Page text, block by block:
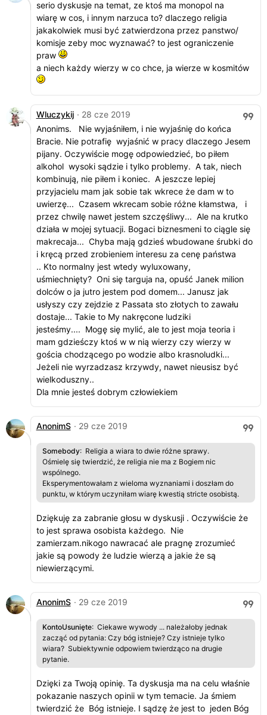
serio dyskusje na temat, ze ktoś ma monopol na
wiarę w cos, i innym narzuca to? dlaczego religia
jakakolwiek musi być zatwierdzona przez panstwo/
komisje zeby moc wyznawać? to jest ograniczenie
praw
a niech każdy wierzy w co chce, ja wierze w kosmitów
Wluczykij · 28 cze 2019
Anonims. Nie wyjaśniłem, i nie wyjaśnię do końca
Bracie. Nie potrafię wyjaśnić w pracy dlaczego Jesem
pijany. Oczywiście mogę odpowiedzieć, bo piłem
alkohol wysoki sądzie i tylko problemy. A tak, niech
kombinują, nie piłem i koniec. A jeszcze lepiej
przyjacielu mam jak sobie tak wkrece że dam w to
uwierzę... Czasem wkrecam sobie różne kłamstwa, i
przez chwilę nawet jestem szczęśliwy... Ale na krutko
działa w mojej sytuacji. Bogaci biznesmeni to ciągle się
makrecaja... Chyba mają gdzieś wbudowane śrubki do
i kręcą przed zrobieniem interesu za cenę państwa
.. Kto normalny jest wtedy wyluxowany,
uśmiechnięty? Oni się targuja na, opuść Janek milion
dolców o ja jutro jestem pod domem... Janusz jak
usłyszy czy zejdzie z Passata sto złotych to zawału
dostaje... Takie to My nakręcone ludziki
jesteśmy.... Mogę się mylić, ale to jest moja teoria i
mam gdzieśczy ktoś w w nią wierzy czy wierzy w
gościa chodzącego po wodzie albo krasnoludki...
Jeżeli nie wyrzadzasz krzywdy, nawet nieusisz być
wielkoduszny..
Dla mnie jesteś dobrym człowiekiem
AnonimS · 29 cze 2019
Somebody: Religia a wiara to dwie różne sprawy.
Ośmielę się twierdzić, że religia nie ma z Bogiem nic
wspólnego.
Eksperymentowałam z wieloma wyznaniami i doszłam do
punktu, w którym uczyniłam wiarę kwestią stricte osobistą.
Dziękuję za zabranie głosu w dyskusji . Oczywiście że
to jest sprawa osobista każdego. Nie
zamierzam.nikogo nawracać ale pragnę zrozumieć
jakie są powody że ludzie wierzą a jakie że są
niewierzącymi.
AnonimS · 29 cze 2019
KontoUsunięte: Ciekawe wywody ... należałoby jednak
zacząć od pytania: Czy bóg istnieje? Czy istnieje tylko
wiara? Subiektywnie odpowiem twierdząco na drugie
pytanie.
Dzięki za Twoją opinię. Ta dyskusja ma na celu właśnie
pokazanie naszych opinii w tym temacie. Ja śmiem
twierdzić że Bóg istnieje. I sądzę że jest to jeden Bóg